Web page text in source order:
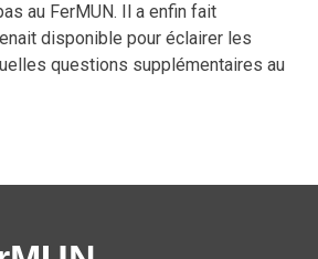
au FerMUN. Il a enfin fait
disponible pour éclairer les
questions supplémentaires au